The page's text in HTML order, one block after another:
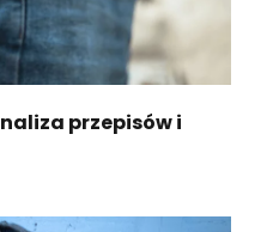
przepisów i